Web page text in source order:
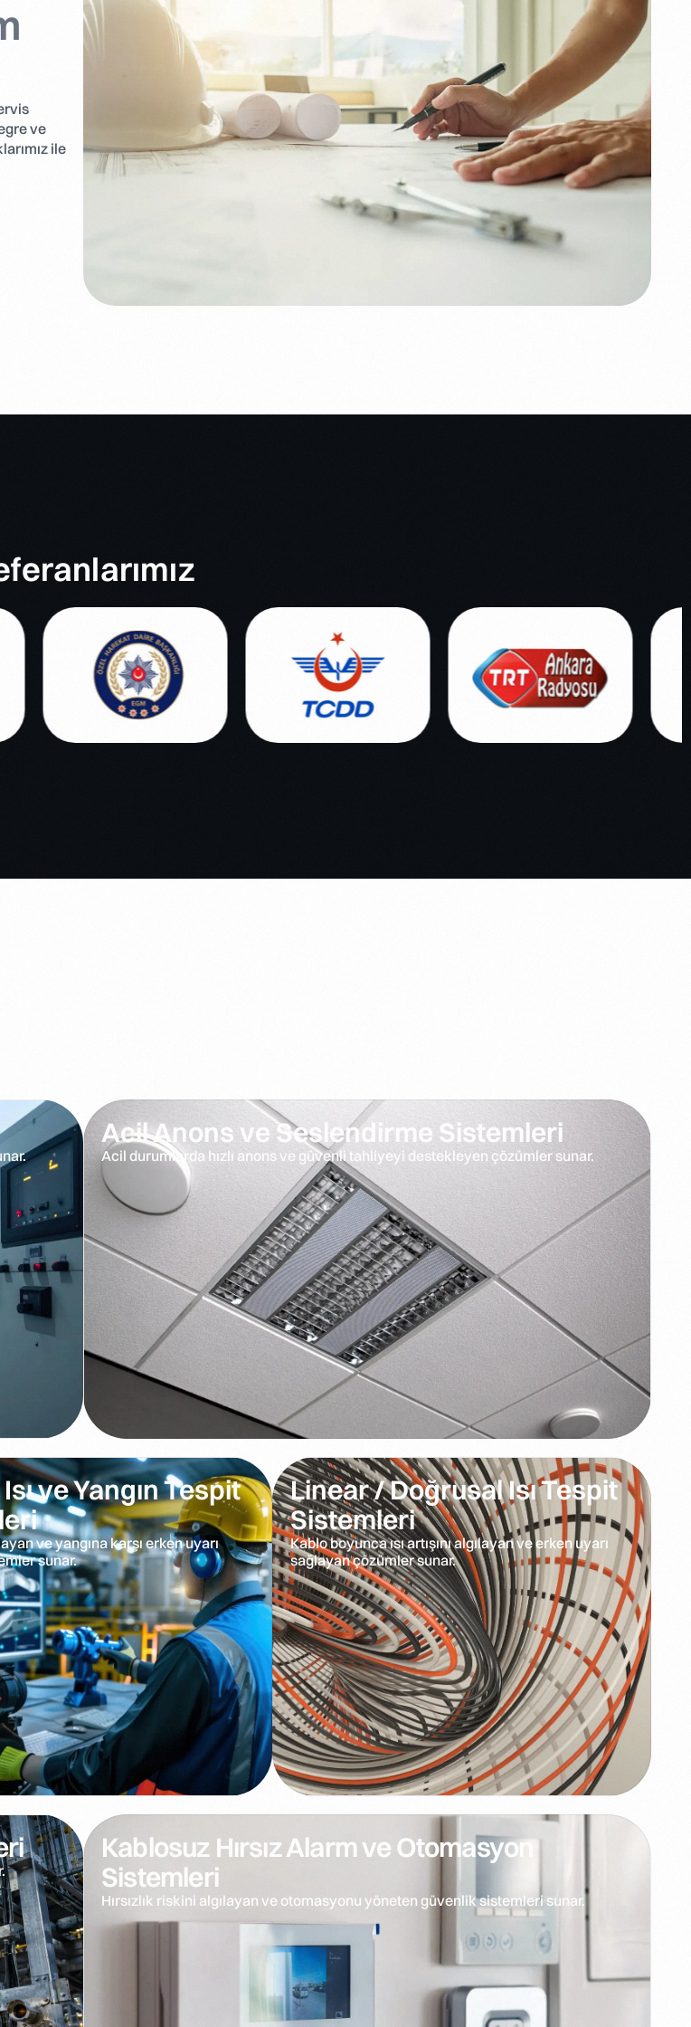
ve
ile
Acil Anons ve Seslendirme Sistemleri
Acil durumlarda hızlı anons ve güvenli tahliyeyi destekleyen çözümler sunar.
ve Yangın Tespit
ve yangına karşı erken uyarı
sunar.
Linear / Doğrusal Isı Tespit
Sistemleri
Kablo boyunca ısı artışını algılayan ve erken uyarı
sağlayan çözümler sunar.
Kablosuz Hırsız Alarm ve Otomasyon
Sistemleri
Hırsızlık riskini algılayan ve otomasyonu yöneten güvenlik sistemleri sunar.